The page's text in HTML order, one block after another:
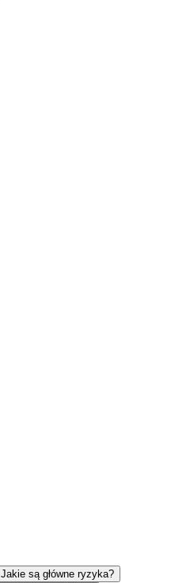
Jakie są główne ryzyka?